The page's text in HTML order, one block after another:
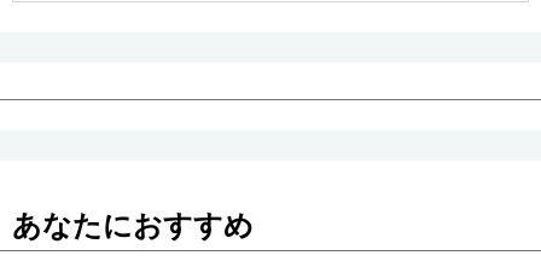
あなたにおすすめ